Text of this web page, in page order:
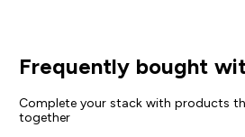
Frequently bought
Complete your stack with products
together